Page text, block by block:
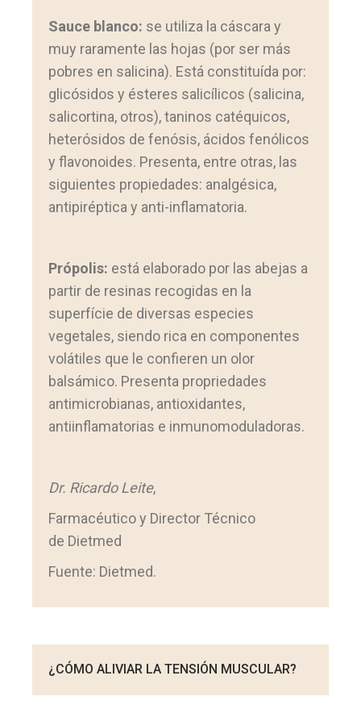
Sauce blanco: se utiliza la cáscara y
muy raramente las hojas (por ser más
pobres en salicina). Está constituída por:
glicósidos y ésteres salicílicos (salicina,
salicortina, otros), taninos catéquicos,
heterósidos de fenósis, ácidos fenólicos
y flavonoides. Presenta, entre otras, las
siguientes propiedades: analgésica,
antipiréptica y anti-inflamatoria.
Própolis: está elaborado por las abejas a
partir de resinas recogidas en la
superfície de diversas especies
vegetales, siendo rica en componentes
volátiles que le confieren un olor
balsámico. Presenta propriedades
antimicrobianas, antioxidantes,
antiinflamatorias e inmunomoduladoras.
Dr. Ricardo Leite,
Farmacéutico y Director Técnico
de Dietmed
Fuente: Dietmed.
¿CÓMO ALIVIAR LA TENSIÓN MUSCULAR?